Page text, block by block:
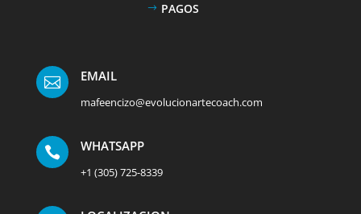
PAGOS
 EMAIL
mafeencizo@evolucionartecoach.com
 WHATSAPP
+1 (305) 725-8339